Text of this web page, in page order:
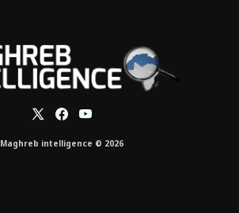
Maghreb intelligence © 2026